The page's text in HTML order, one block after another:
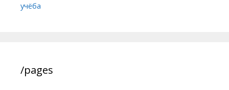
учёба
/pages